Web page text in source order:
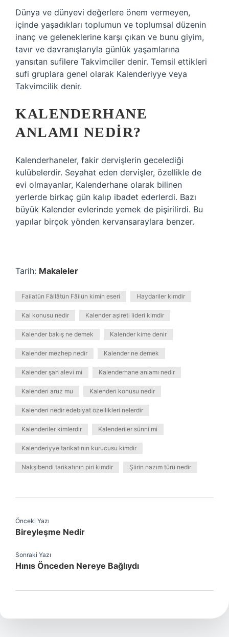
Dünya ve dünyevi değerlere önem vermeyen,
içinde yaşadıkları toplumun ve toplumsal düzenin
inanç ve geleneklerine karşı çıkan ve bunu giyim,
tavır ve davranışlarıyla günlük yaşamlarına
yansıtan sufilere Takvimciler denir. Temsil ettikleri
sufi gruplara genel olarak Kalenderiyye veya
Takvimcilik denir.
KALENDERHANE
ANLAMI NEDIR?
Kalenderhaneler, fakir dervişlerin gecelediği
kulübelerdir. Seyahat eden dervişler, özellikle de
evi olmayanlar, Kalenderhane olarak bilinen
yerlerde birkaç gün kalıp ibadet ederlerdi. Bazı
büyük Kalender evlerinde yemek de pişirilirdi. Bu
yapılar birçok yönden kervansaraylara benzer.
Tarih: Makaleler
Failatün Fâilâtün Fâilün kimin eseri Haydariler kimdir
Kal konusu nedir Kalender aşireti lideri kimdir
Kalender bakış ne demek Kalender kime denir
Kalender mezhep nedir Kalender ne demek
Kalender şah alevi mi Kalenderhane anlamı nedir
Kalenderi aruz mu Kalenderi konusu nedir
Kalenderi nedir edebiyat özellikleri nelerdir
Kalenderiler kimlerdir Kalenderiler sünni mi
Kalenderiyye tarikatının kurucusu kimdir
Nakşibendi tarikatının piri kimdir Şiirin nazım türü nedir
Önceki Yazı
Bireyleşme Nedir
Sonraki Yazı
Hınıs Önceden Nereye Bağlıydı